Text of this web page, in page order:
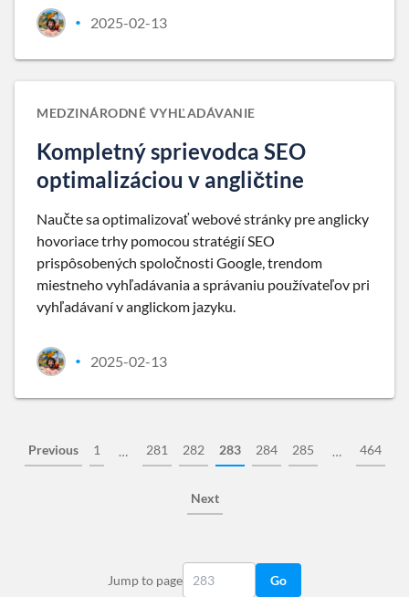
• 2025-02-13
MEDZINÁRODNÉ VYHĽADÁVANIE
Kompletný sprievodca SEO
optimalizáciou v angličtine
Naučte sa optimalizovať webové stránky pre anglicky
hovoriace trhy pomocou stratégií SEO
prispôsobených spoločnosti Google, trendom
miestneho vyhľadávania a správaniu používateľov pri
vyhľadávaní v anglickom jazyku.
• 2025-02-13
Previous 1 … 281 282 283 284 285 … 464
Next
Jump to page Go